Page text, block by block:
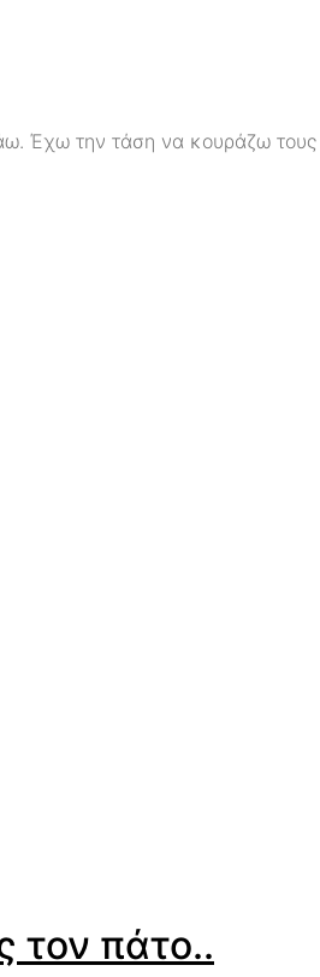
Έχω την τάση να κουράζω
τον πάτο..